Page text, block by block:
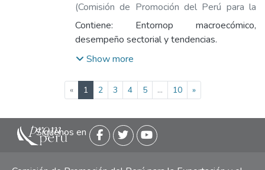
(Comisión de Promoción del Perú para la
Exportación y el Turismo
2025)Comisión
de Promoción del Perú para la Exportación
Contiene: Entornop macroecómico,
desempeño sectorial y tendencias.
Show more
« 1 (current)
2 3 4 5 ... 10 »
Siguenos en